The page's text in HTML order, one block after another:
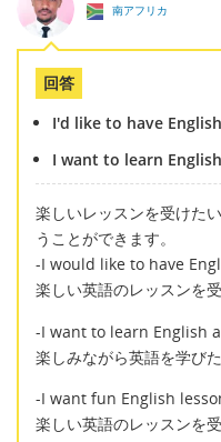
南アフリカ
回答
I'd like to have
I want to learn
楽しいレッスンを受けた
うことができます。
-I would like to have
楽しい英語のレッスンを受
-I want to learn English
楽しみながら英語を学びた
-I want fun English
楽しい英語のレッスンを受